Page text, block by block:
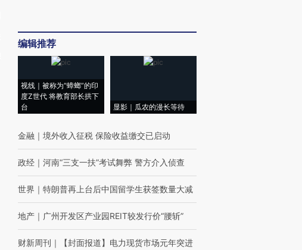
编辑推荐
视线｜被称为“蟑螂”的印
度Z世代 将教育部长拱下
台
显影｜瓜农的漫长等待
金融 ｜ 境外收入征税 保险收益缴交已启动
政经 ｜ 河南“三支一扶”考试舞弊 警方介入侦查
世界 ｜ 特朗普再上台后中国留学生获签数量大减
地产 ｜ 广州开发区产业园REIT较发行价“腰斩”
财新周刊 ｜ 【封面报道】电力现货市场元年突进